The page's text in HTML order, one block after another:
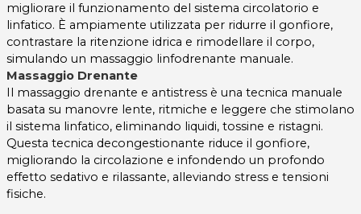
migliorare il funzionamento del sistema circolatorio e
linfatico. È ampiamente utilizzata per ridurre il gonfiore,
contrastare la ritenzione idrica e rimodellare il corpo,
simulando un massaggio linfodrenante manuale.
Massaggio Drenante
Il massaggio drenante e antistress è una tecnica manuale
basata su manovre lente, ritmiche e leggere che stimolano
il sistema linfatico, eliminando liquidi, tossine e ristagni.
Questa tecnica decongestionante riduce il gonfiore,
migliorando la circolazione e infondendo un profondo
effetto sedativo e rilassante, alleviando stress e tensioni
fisiche.